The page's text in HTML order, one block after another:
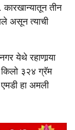
तीन
असून त्याची
येथे रहाणार्‍या
३२४ ग्रॅम
हा अमली